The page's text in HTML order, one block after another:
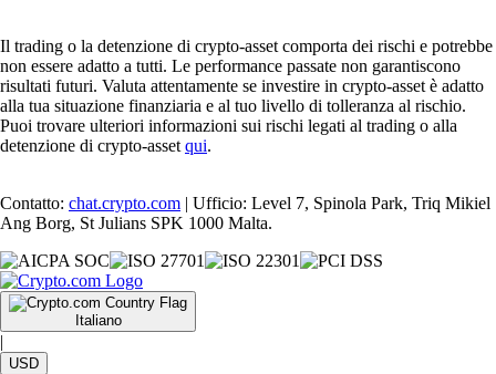
Il trading o la detenzione di crypto-asset comporta dei rischi e potrebbe
non essere adatto a tutti. Le performance passate non garantiscono
risultati futuri. Valuta attentamente se investire in crypto-asset è adatto
alla tua situazione finanziaria e al tuo livello di tolleranza al rischio.
Puoi trovare ulteriori informazioni sui rischi legati al trading o alla
detenzione di crypto-asset qui.
Contatto: chat.crypto.com | Ufficio: Level 7, Spinola Park, Triq Mikiel
Ang Borg, St Julians SPK 1000 Malta.
Italiano
|
USD